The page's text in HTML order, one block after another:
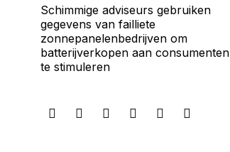
Schimmige adviseurs gebruiken
gegevens van failliete
zonnepanelenbedrijven om
batterijverkopen aan consumenten
te stimuleren